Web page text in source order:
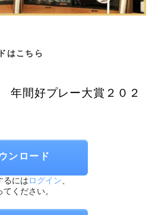
はこちら
間好プレー大賞２０２
ンロード
るには ログイン
てください。